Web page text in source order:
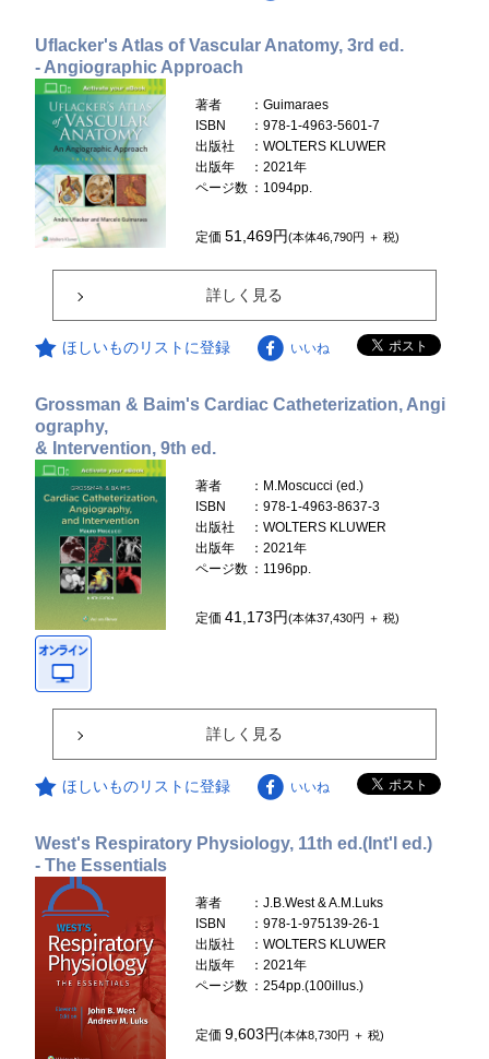
Uflacker's Atlas of Vascular Anatomy, 3rd ed.
- Angiographic Approach
著者
：Guimaraes
ISBN
：978-1-4963-5601-7
出版社
：WOLTERS KLUWER
出版年
：2021年
ページ数 ：1094pp.
定価51,469円(本体46,790円 ＋ 税)
詳しく見る
ほしいものリストに登録 いいね
Grossman & Baim's Cardiac Catheterization, Angi
ography,
& Intervention, 9th ed.
著者
：M.Moscucci (ed.)
ISBN
：978-1-4963-8637-3
出版社
：WOLTERS KLUWER
出版年
：2021年
ページ数 ：1196pp.
定価41,173円(本体37,430円 ＋ 税)
詳しく見る
ほしいものリストに登録 いいね
West's Respiratory Physiology, 11th ed.(Int'l ed.)
- The Essentials
著者
：J.B.West & A.M.Luks
ISBN
：978-1-975139-26-1
出版社
：WOLTERS KLUWER
出版年
：2021年
ページ数 ：254pp.(100illus.)
定価9,603円(本体8,730円 ＋ 税)